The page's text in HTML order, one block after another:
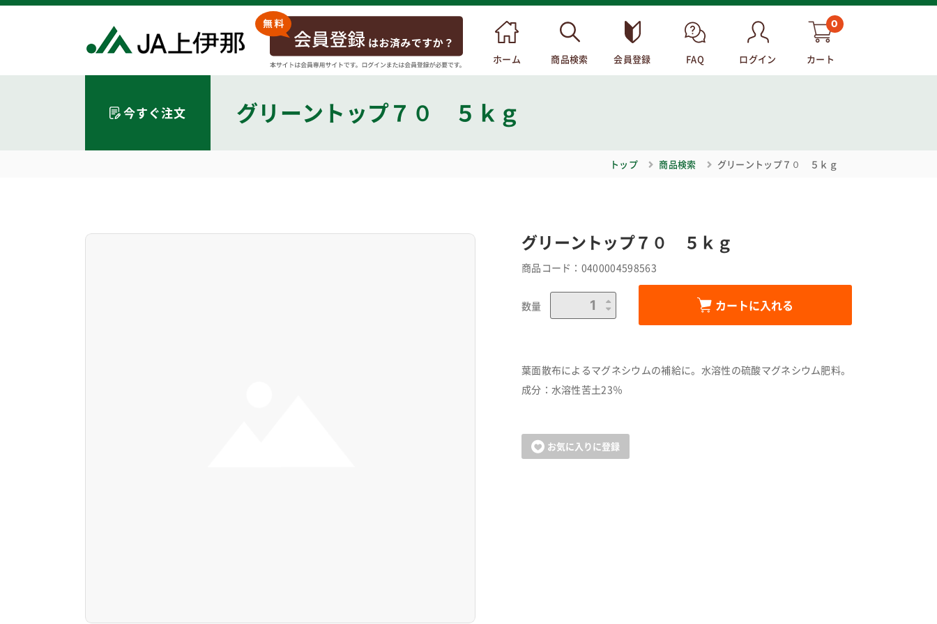
ホーム 商品検索 会員登録 FAQ ログイン
0
カート
今すぐ注文 グリーントップ７０ ５ｋｇ
トップ 商品検索 グリーントップ７０ ５ｋｇ
グリーントップ７０ ５ｋｇ
商品コード： 0400004598563
数量 カートに入れる
葉面散布によるマグネシウムの補給に。水溶性の硫酸マグネシウム肥料。
成分：水溶性苦土23％
お気に入りに登録